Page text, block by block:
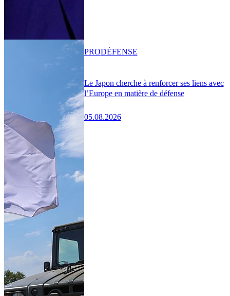
Le Japon cherche à renforcer ses liens avec
l’Europe en matière de défense
05.08.2026
PRODÉFENSE